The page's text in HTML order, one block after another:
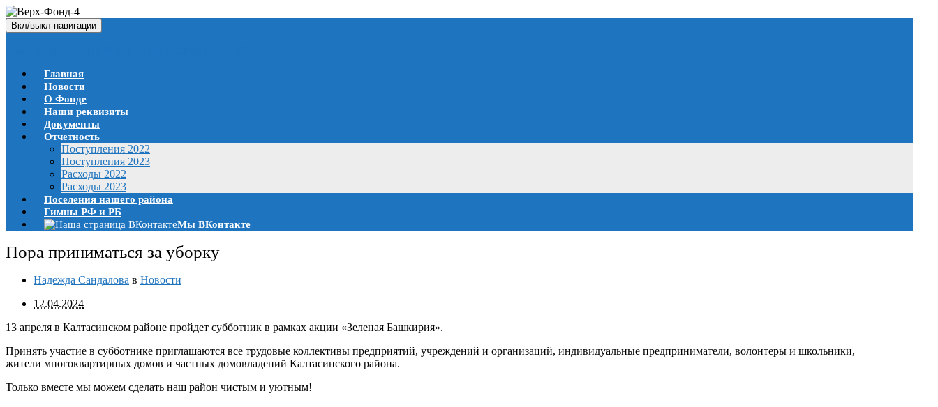
Вкл/выкл навигации
Главная
Новости
О Фонде
Наши реквизиты
Документы
Отчетность
Поступления 2022
Поступления 2023
Расходы 2022
Расходы 2023
Поселения нашего района
Гимны РФ и РБ
Мы ВКонтакте
Пора приниматься за уборку
Надежда Сандалова в Новости
12.04.2024
13 апреля в Калтасинском районе пройдет субботник в рамках акции «Зеленая Башкирия».
Принять участие в субботнике приглашаются все трудовые коллективы предприятий, учреждений и организаций, индивидуальные предприниматели, волонтеры и школьники,
жители многоквартирных домов и частных домовладений Калтасинского района.
Только вместе мы можем сделать наш район чистым и уютным!